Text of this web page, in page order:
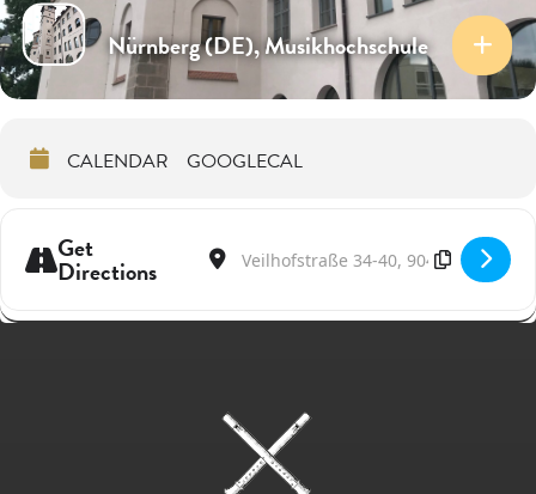
Nürnberg (DE), Musikhochschule
CALENDAR GOOGLECAL
Get
Directions
Address - Masterclass Recorder &
Destination Address - Masterclass